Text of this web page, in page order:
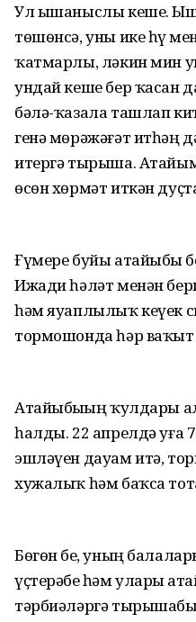
Ул ышаныслы кеше.
төшөнсә, уны ике һүҙ
ҡатмарлы, ләкин мин
ундай кеше бер ҡасан
бәлә-ҡазала ташлап
генә мөрәжәғәт итһәң
итергә тырыша.
өсөн хөрмәт иткән
Ғүмере буйы атайыбыҙ
Ижади һәләт менән
һәм яуаплылыҡ кеүек
тормошонда һәр
Атайыбыҙҙың ҡулдары
һалды. 22 апрелдә уға
эшләүен дауам итә,
хужалыҡ һәм баҡса
Бөгөн беҙ, уның
үҫтерәбеҙ һәм уларҙы
тәрбиәләргә